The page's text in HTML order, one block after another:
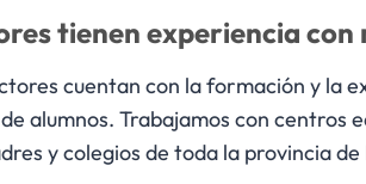
tienen experiencia con
cuentan con la formación y la
alumnos. Trabajamos con centros
y colegios de toda la provincia de